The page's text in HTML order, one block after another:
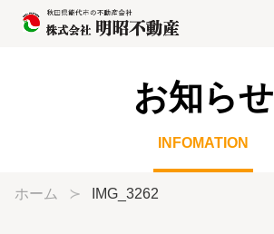
お知らせ
INFOMATION
ホーム IMG_3262